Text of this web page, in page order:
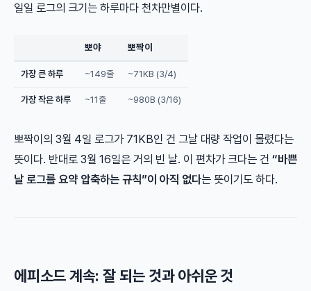
일일 로그의 크기는 하루마다 천차만별이다.
뽀야 뽀짝이
가장 큰 하루 ~149줄 ~71KB (3/4)
가장 작은 하루 ~11줄 ~980B (3/16)
뽀짝이의 3월 4일 로그가 71KB인 건 그날 대량 작업이 몰렸다는
뜻이다. 반대로 3월 16일은 거의 빈 날. 이 편차가 크다는 건 “바쁜
날 로그를 요약 압축하는 규칙”이 아직 없다는 뜻이기도 하다.
에피소드 계속: 잘 되는 것과 아쉬운 것